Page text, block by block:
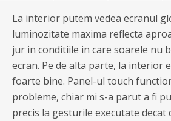
La interior putem vedea ecranul
luminozitate maxima reflecta
jur in conditiile in care soarele nu
ecran. Pe de alta parte, la interior
foarte bine. Panel-ul touch
probleme, chiar mi s-a parut a fi
precis la gesturile executate decat